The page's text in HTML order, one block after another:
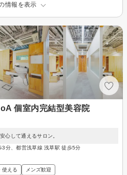
情報を表示
個室内完結型美容院
心して通えるサロン。
3分、都営浅草線 浅草駅 徒歩5分
使える メンズ歓迎